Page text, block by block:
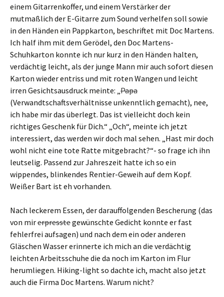
einem Gitarrenkoffer, und einem Verstärker der
mutmaßlich der E-Gitarre zum Sound verhelfen soll sowie
in den Händen ein Pappkarton, beschriftet mit Doc Martens.
Ich half ihm mit dem Gerödel, den Doc Martens-
Schuhkarton konnte ich nur kurz in den Händen halten,
verdächtig leicht, als der junge Mann mir auch sofort diesen
Karton wieder entriss und mit roten Wangen und leicht
irren Gesichtsausdruck meinte: „Papa
(Verwandtschaftsverhältnisse unkenntlich gemacht), nee,
ich habe mir das überlegt. Das ist vielleicht doch kein
richtiges Geschenk für Dich.“ „Och“, meinte ich jetzt
interessiert, das werden wir doch mal sehen. „Hast mir doch
wohl nicht eine tote Ratte mitgebracht?“- so frage ich ihn
leutselig. Passend zur Jahreszeit hatte ich so ein
wippendes, blinkendes Rentier-Geweih auf dem Kopf.
Weißer Bart ist eh vorhanden.
Nach leckerem Essen, der darauffolgenden Bescherung (das
von mirerpresstegewünschte Gedicht konnte er fast
fehlerfrei aufsagen) und nach dem ein oder anderen
Gläschen Wasser erinnerte ich mich an die verdächtig
leichten Arbeitsschuhe die da noch im Karton im Flur
herumliegen. Hiking-light so dachte ich, macht also jetzt
auch die Firma Doc Martens. Warum nicht?